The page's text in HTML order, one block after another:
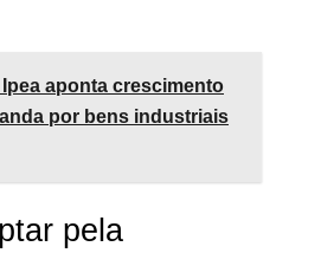
Ipea aponta crescimento
por bens industriais
pela